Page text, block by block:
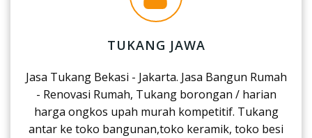
TUKANG JAWA
Jasa Tukang Bekasi - Jakarta. Jasa Bangun Rumah
- Renovasi Rumah, Tukang borongan / harian
harga ongkos upah murah kompetitif. Tukang
antar ke toko bangunan,toko keramik, toko besi